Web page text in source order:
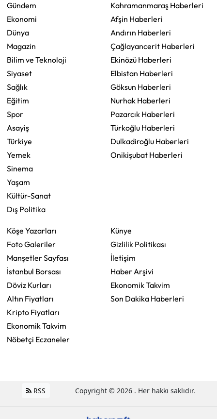
Gündem
Ekonomi
Dünya
Magazin
Bilim ve Teknoloji
Siyaset
Sağlık
Eğitim
Spor
Asayiş
Türkiye
Yemek
Sinema
Yaşam
Kültür-Sanat
Dış Politika
Kahramanmaraş Haberleri
Afşin Haberleri
Andırın Haberleri
Çağlayancerit Haberleri
Ekinözü Haberleri
Elbistan Haberleri
Göksun Haberleri
Nurhak Haberleri
Pazarcık Haberleri
Türkoğlu Haberleri
Dulkadiroğlu Haberleri
Onikişubat Haberleri
Köşe Yazarları
Foto Galeriler
Manşetler Sayfası
İstanbul Borsası
Döviz Kurları
Altın Fiyatları
Kripto Fiyatları
Ekonomik Takvim
Nöbetçi Eczaneler
Künye
Gizlilik Politikası
İletişim
Haber Arşivi
Ekonomik Takvim
Son Dakika Haberleri
RSS Copyright © 2026 . Her hakkı saklıdır.